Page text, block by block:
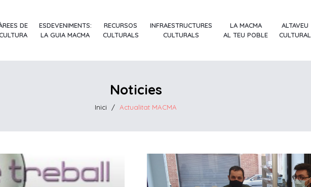
DE
ESDEVENIMENTS:
LA GUIA MACMA
RECURSOS
CULTURALS
INFRAESTRUCTURES
CULTURALS
LA MACMA
AL TEU POBLE
ALTAVEU
CULTURAL
Noticies
Inici / Actualitat MACMA